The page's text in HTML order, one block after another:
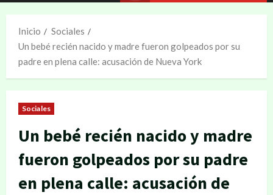
Inicio
Sociales
Un bebé recién nacido y madre fueron golpeados por su
padre en plena calle: acusación de Nueva York
Sociales
Un bebé recién nacido y madre
fueron golpeados por su padre
en plena calle: acusación de